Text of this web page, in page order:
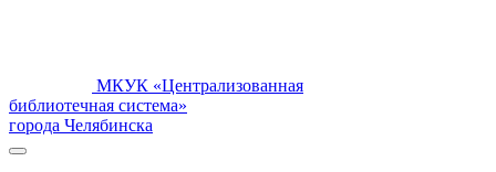
МКУК «Централизованная
библиотечная система»
города Челябинска